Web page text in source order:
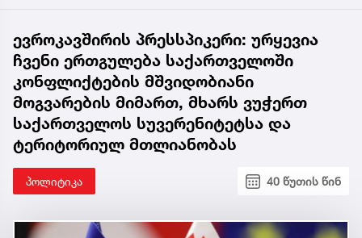
ევროკავშირის პრესსპიკერი: ურყევია
ჩვენი ერთგულება საქართველოში
კონფლიქტების მშვიდობიანი
მოგვარების მიმართ, მხარს ვუჭერთ
საქართველოს სუვერენიტეტსა და
ტერიტორიულ მთლიანობას
პოლიტიკა 40 წუთის წინ